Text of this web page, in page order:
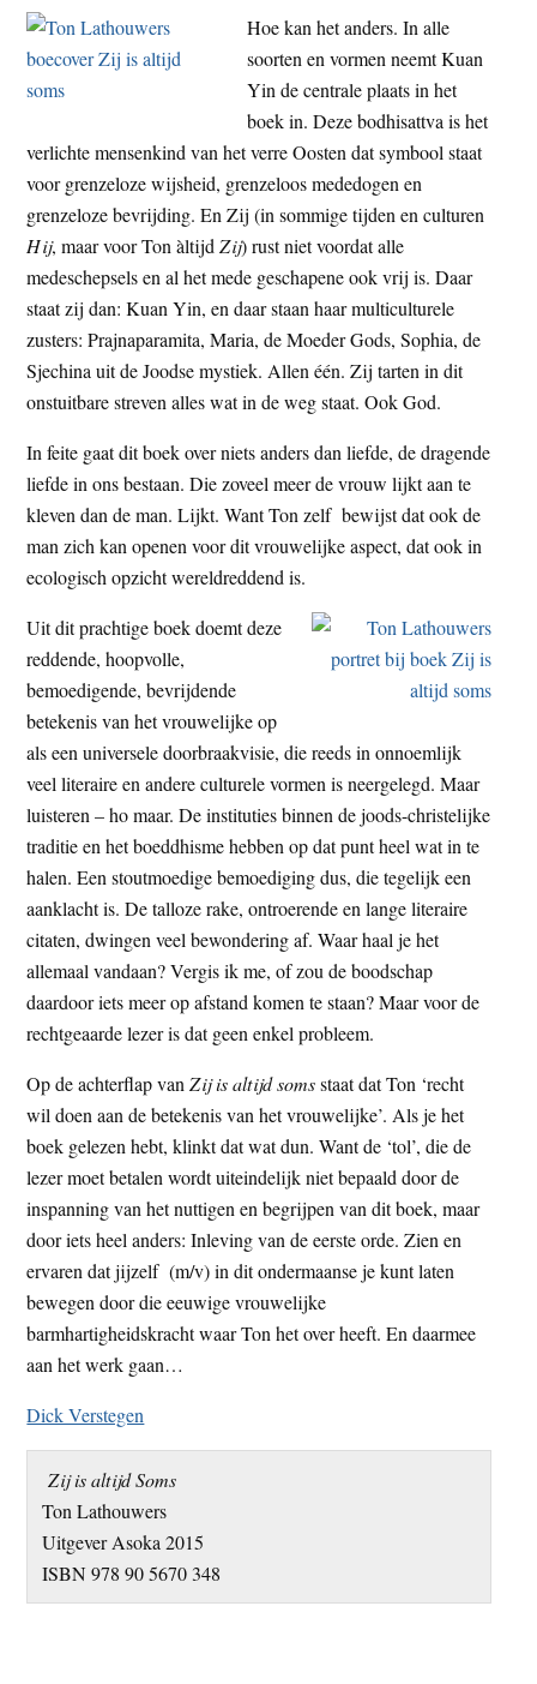
Hoe kan het anders. In alle
soorten en vormen neemt Kuan
Yin de centrale plaats in het
boek in. Deze bodhisattva is het
verlichte mensenkind van het verre Oosten dat symbool staat
voor grenzeloze wijsheid, grenzeloos mededogen en
grenzeloze bevrijding. En Zij (in sommige tijden en culturen
Hij, maar voor Ton àltijdZij) rust niet voordat alle
medeschepsels en al het mede geschapene ook vrij is. Daar
staat zij dan: Kuan Yin, en daar staan haar multiculturele
zusters: Prajnaparamita, Maria, de Moeder Gods, Sophia, de
Sjechina uit de Joodse mystiek. Allen één. Zij tarten in dit
onstuitbare streven alles wat in de weg staat. Ook God.
In feite gaat dit boek over niets anders dan liefde, de dragende
liefde in ons bestaan. Die zoveel meer de vrouw lijkt aan te
kleven dan de man. Lijkt. Want Ton zelf bewijst dat ook de
man zich kan openen voor dit vrouwelijke aspect, dat ook in
ecologisch opzicht wereldreddend is.
Uit dit prachtige boek doemt deze
reddende, hoopvolle,
bemoedigende, bevrijdende
betekenis van het vrouwelijke op
als een universele doorbraakvisie, die reeds in onnoemlijk
veel literaire en andere culturele vormen is neergelegd. Maar
luisteren – ho maar. De instituties binnen de joods-christelijke
traditie en het boeddhisme hebben op dat punt heel wat in te
halen. Een stoutmoedige bemoediging dus, die tegelijk een
aanklacht is. De talloze rake, ontroerende en lange literaire
citaten, dwingen veel bewondering af. Waar haal je het
allemaal vandaan? Vergis ik me, of zou de boodschap
daardoor iets meer op afstand komen te staan? Maar voor de
rechtgeaarde lezer is dat geen enkel probleem.
Op de achterflap vanZij is altijd somsstaat dat Ton ‘recht
wil doen aan de betekenis van het vrouwelijke’. Als je het
boek gelezen hebt, klinkt dat wat dun. Want de ‘tol’, die de
lezer moet betalen wordt uiteindelijk niet bepaald door de
inspanning van het nuttigen en begrijpen van dit boek, maar
door iets heel anders: Inleving van de eerste orde. Zien en
ervaren dat jijzelf (m/v) in dit ondermaanse je kunt laten
bewegen door die eeuwige vrouwelijke
barmhartigheidskracht waar Ton het over heeft. En daarmee
aan het werk gaan…
Dick Verstegen
Zij is altijd Soms
Ton Lathouwers
Uitgever Asoka 2015
ISBN 978 90 5670 348